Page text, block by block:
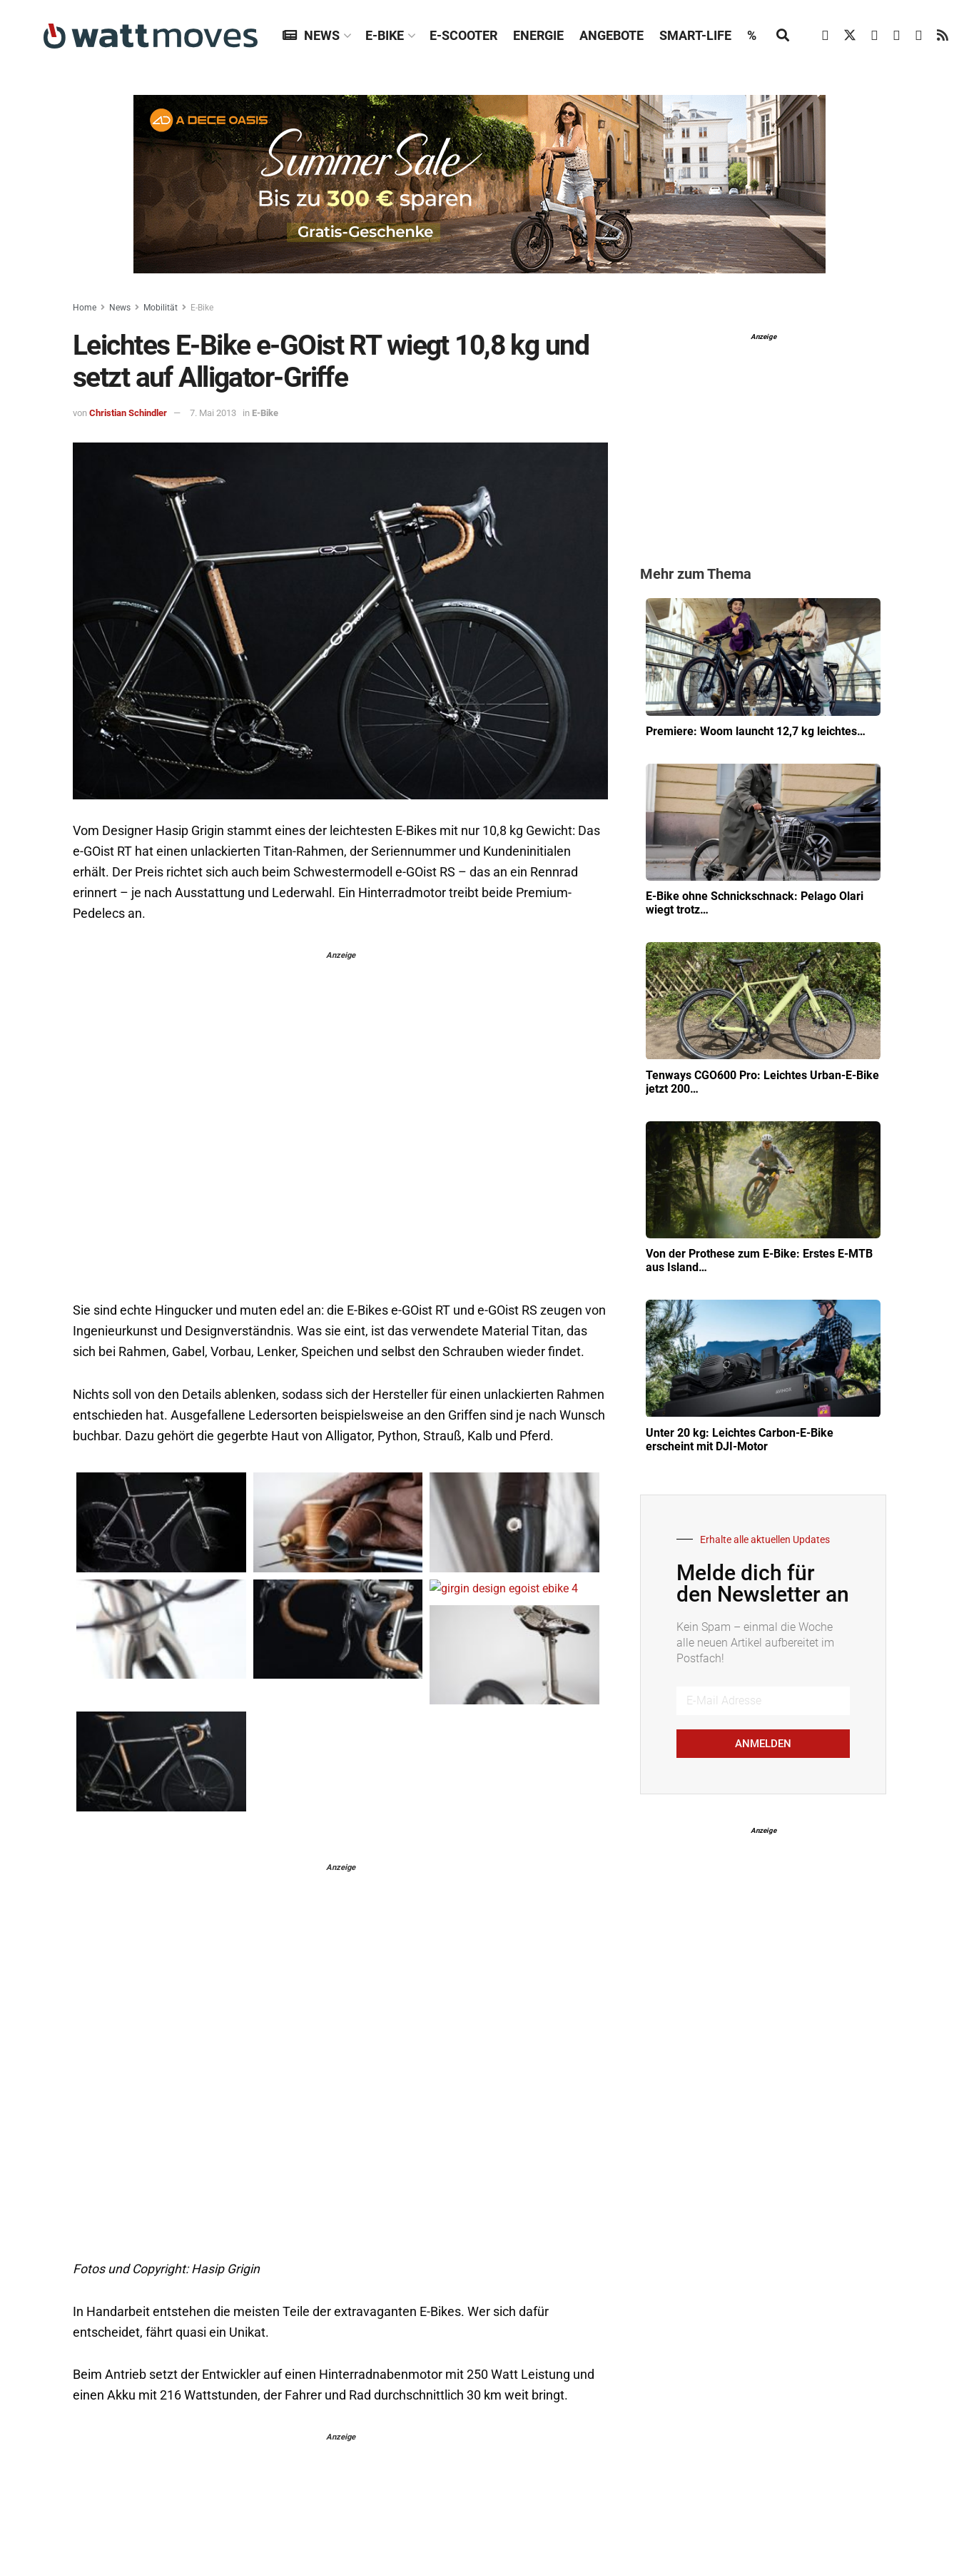
NEWS E-BIKE E-SCOOTER ENERGIE ANGEBOTE SMART-LIFE %
Home News Mobilität E-Bike
Leichtes E-Bike e-GOist RT wiegt 10,8 kg und
setzt auf Alligator-Griffe
von Christian Schindler 7. Mai 2013 in E-Bike
Vom Designer Hasip Grigin stammt eines der leichtesten E-Bikes mit nur 10,8 kg Gewicht: Das
e-GOist RT hat einen unlackierten Titan-Rahmen, der Seriennummer und Kundeninitialen
erhält. Der Preis richtet sich auch beim Schwestermodell e-GOist RS – das an ein Rennrad
erinnert – je nach Ausstattung und Lederwahl. Ein Hinterradmotor treibt beide Premium-
Pedelecs an.
Anzeige
Sie sind echte Hingucker und muten edel an: die E-Bikes e-GOist RT und e-GOist RS zeugen von
Ingenieurkunst und Designverständnis. Was sie eint, ist das verwendete Material Titan, das
sich bei Rahmen, Gabel, Vorbau, Lenker, Speichen und selbst den Schrauben wieder findet.
Nichts soll von den Details ablenken, sodass sich der Hersteller für einen unlackierten Rahmen
entschieden hat. Ausgefallene Ledersorten beispielsweise an den Griffen sind je nach Wunsch
buchbar. Dazu gehört die gegerbte Haut von Alligator, Python, Strauß, Kalb und Pferd.
Anzeige
Fotos und Copyright: Hasip Grigin
In Handarbeit entstehen die meisten Teile der extravaganten E-Bikes. Wer sich dafür
entscheidet, fährt quasi ein Unikat.
Beim Antrieb setzt der Entwickler auf einen Hinterradnabenmotor mit 250 Watt Leistung und
einen Akku mit 216 Wattstunden, der Fahrer und Rad durchschnittlich 30 km weit bringt.
Anzeige
Anzeige
Mehr zum Thema
Premiere: Woom launcht 12,7 kg leichtes…
E-Bike ohne Schnickschnack: Pelago Olari
wiegt trotz…
Tenways CGO600 Pro: Leichtes Urban-E-Bike
jetzt 200…
Von der Prothese zum E-Bike: Erstes E-MTB
aus Island…
Unter 20 kg: Leichtes Carbon-E-Bike
erscheint mit DJI-Motor
Erhalte alle aktuellen Updates
Melde dich für
den Newsletter an
Kein Spam – einmal die Woche
alle neuen Artikel aufbereitet im
Postfach!
ANMELDEN
Anzeige